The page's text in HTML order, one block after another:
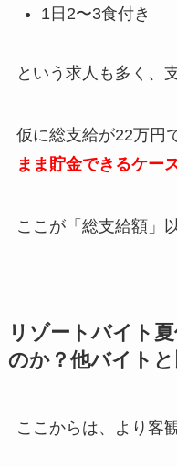
1日 2〜3食付き
という求人も多く、
仮に総支給が22万円
まま貯金できるケー
ここが「総支給額」
リゾートバイト
のか？他バイト
ここからは、より客